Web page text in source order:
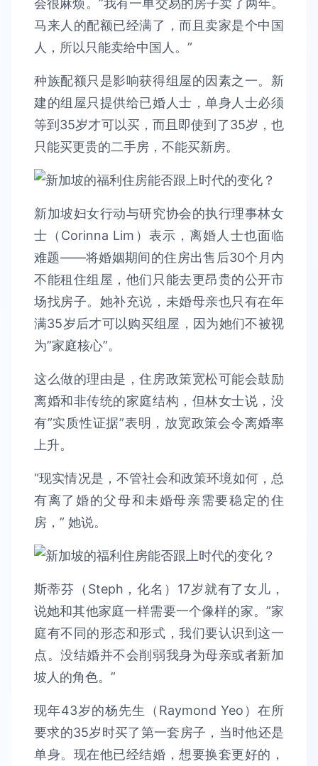
会很麻烦。”我有一单交易的房子卖了两年。
马来人的配额已经满了，而且卖家是个中国
人，所以只能卖给中国人。”
种族配额只是影响获得组屋的因素之一。新
建的组屋只提供给已婚人士，单身人士必须
等到35岁才可以买，而且即使到了35岁，也
只能买更贵的二手房，不能买新房。
新加坡妇女行动与研究协会的执行理事林女
士（Corinna Lim）表示，离婚人士也面临
难题——将婚姻期间的住房出售后30个月内
不能租住组屋，他们只能去更昂贵的公开市
场找房子。她补充说，未婚母亲也只有在年
满35岁后才可以购买组屋，因为她们不被视
为”家庭核心”。
这么做的理由是，住房政策宽松可能会鼓励
离婚和非传统的家庭结构，但林女士说，没
有”实质性证据”表明，放宽政策会令离婚率
上升。
“现实情况是，不管社会和政策环境如何，总
有离了婚的父母和未婚母亲需要稳定的住
房，” 她说。
斯蒂芬（Steph，化名）17岁就有了女儿，
说她和其他家庭一样需要一个像样的家。”家
庭有不同的形态和形式，我们要认识到这一
点。没结婚并不会削弱我身为母亲或者新加
坡人的角色。”
现年43岁的杨先生（Raymond Yeo）在所
要求的35岁时买了第一套房子，当时他还是
单身。现在他已经结婚，想要换套更好的，